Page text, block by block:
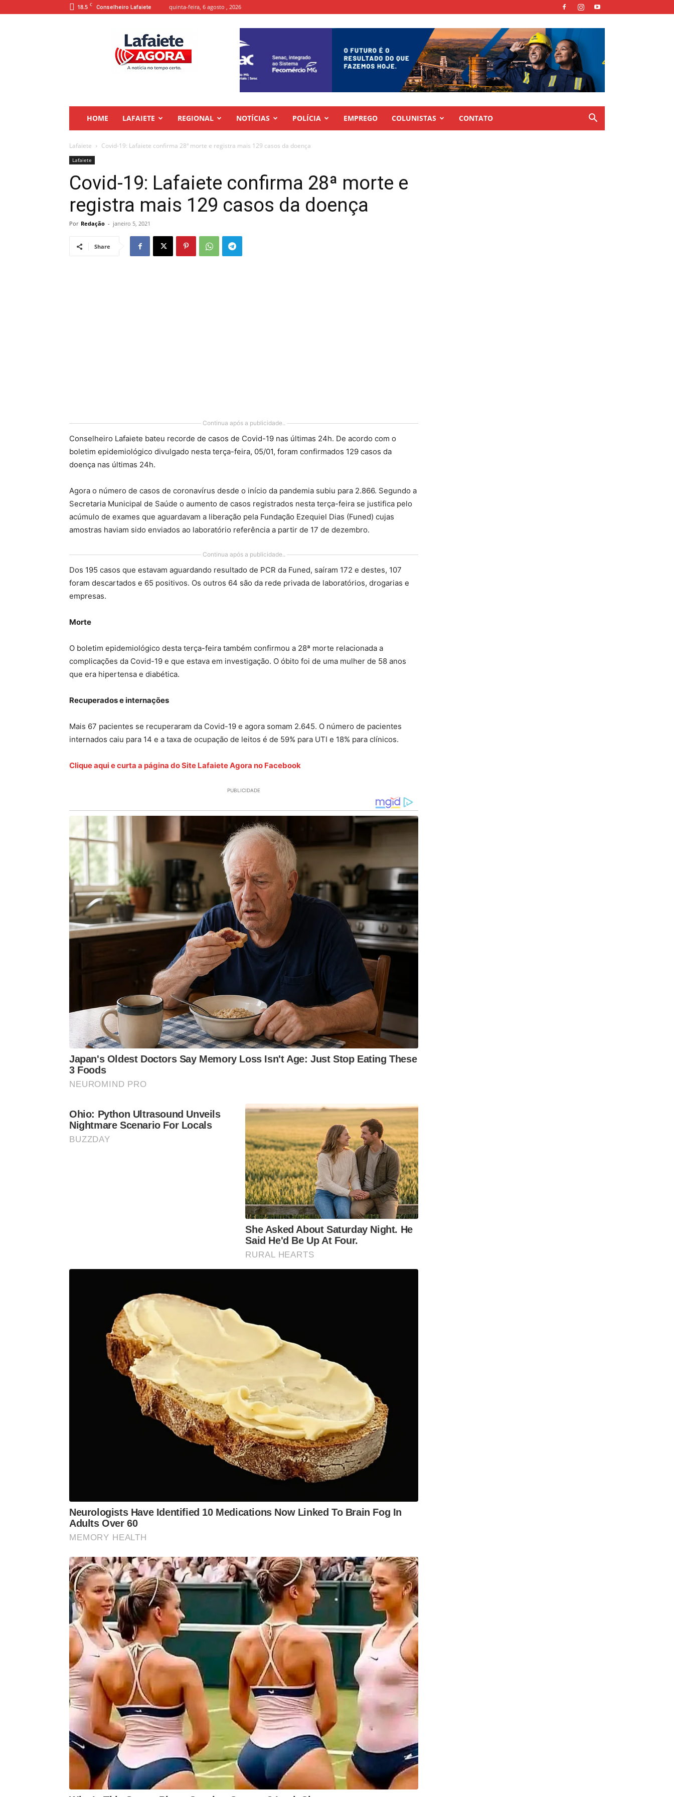
18.5 C Conselheiro Lafaiete quinta-feira, 6 agosto , 2026
HOME LAFAIETE REGIONAL NOTÍCIAS POLÍCIA EMPREGO COLUNISTAS CONTATO
Lafaiete Covid-19: Lafaiete confirma 28ª morte e registra mais 129 casos da doença
Lafaiete
Covid-19: Lafaiete confirma 28ª morte e
registra mais 129 casos da doença
Por Redação - janeiro 5, 2021
Share
Continua após a publicidade..
Conselheiro Lafaiete bateu recorde de casos de Covid-19 nas últimas 24h. De acordo com o
boletim epidemiológico divulgado nesta terça-feira, 05/01, foram confirmados 129 casos da
doença nas últimas 24h.
Agora o número de casos de coronavírus desde o início da pandemia subiu para 2.866. Segundo a
Secretaria Municipal de Saúde o aumento de casos registrados nesta terça-feira se justifica pelo
acúmulo de exames que aguardavam a liberação pela Fundação Ezequiel Dias (Funed) cujas
amostras haviam sido enviados ao laboratório referência a partir de 17 de dezembro.
Continua após a publicidade..
Dos 195 casos que estavam aguardando resultado de PCR da Funed, saíram 172 e destes, 107
foram descartados e 65 positivos. Os outros 64 são da rede privada de laboratórios, drogarias e
empresas.
Morte
O boletim epidemiológico desta terça-feira também confirmou a 28ª morte relacionada a
complicações da Covid-19 e que estava em investigação. O óbito foi de uma mulher de 58 anos
que era hipertensa e diabética.
Recuperados e internações
Mais 67 pacientes se recuperaram da Covid-19 e agora somam 2.645. O número de pacientes
internados caiu para 14 e a taxa de ocupação de leitos é de 59% para UTI e 18% para clínicos.
Clique aqui e curta a página do Site Lafaiete Agora no Facebook
PUBLICIDADE